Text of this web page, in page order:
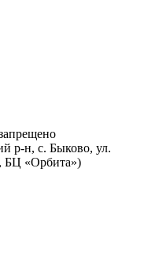
р-н, с. Быково, ул.
БЦ «Орбита»)